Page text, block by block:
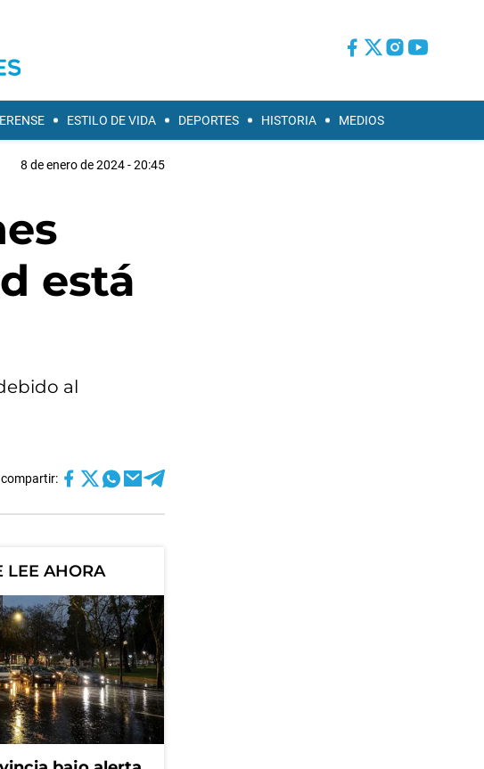
ESTILO DE VIDA DEPORTES HISTORIA MEDIOS
8 de enero de 2024 - 20:45
está
al
LEE AHORA